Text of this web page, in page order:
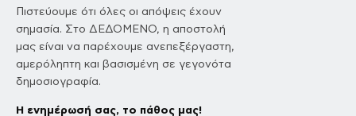
Πιστεύουμε ότι όλες οι απόψεις έχουν
σημασία. Στο ΔΕΔΟΜΕΝΟ, η αποστολή
μας είναι να παρέχουμε ανεπεξέργαστη,
αμερόληπτη και βασισμένη σε γεγονότα
δημοσιογραφία.
Η ενημέρωσή σας, το πάθος μας!